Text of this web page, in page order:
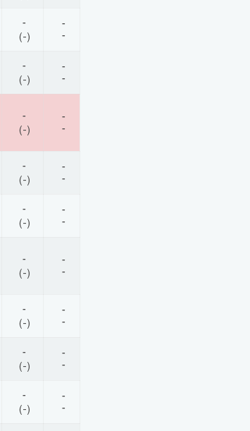
-
(-)
-
-
-
(-)
-
-
-
(-)
-
-
-
(-)
-
-
-
(-)
-
-
-
(-)
-
-
-
(-)
-
-
-
(-)
-
-
-
(-)
-
-